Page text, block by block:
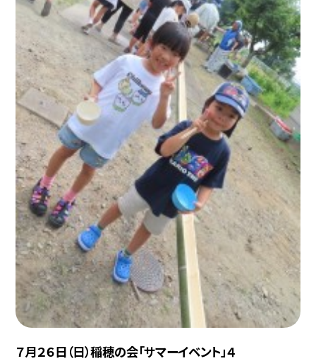
７月２６日（日）稲穂の会「サマーイベント」４